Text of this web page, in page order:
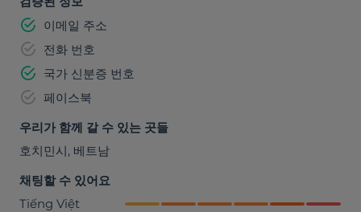
이메일 주소
전화 번호
국가 신분증 번호
페이스북
우리가 함께 갈 수 있는 곳들
호치민시, 베트남
채팅할 수 있어요
Tiếng Việt